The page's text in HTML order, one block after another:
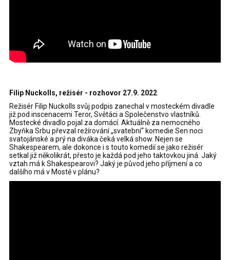
Filip Nuckolls, režisér - rozhovor 27.9. 2022
Režisér Filip Nuckolls svůj podpis zanechal v mosteckém divadle
již pod inscenacemi Teror, Světáci a Společenstvo vlastníků.
Mostecké divadlo pojal za domácí. Aktuálně za nemocného
Zbyňka Srbu převzal režírování „svatební“ komedie Sen noci
svatojánské a prý na diváka čeká velká show. Nejen se
Shakespearem, ale dokonce i s touto komedií se jako režisér
setkal již několikrát, přesto je každá pod jeho taktovkou jiná. Jaký
vztah má k Shakespearovi? Jaký je původ jeho příjmení a co
dalšího má v Mostě v plánu?